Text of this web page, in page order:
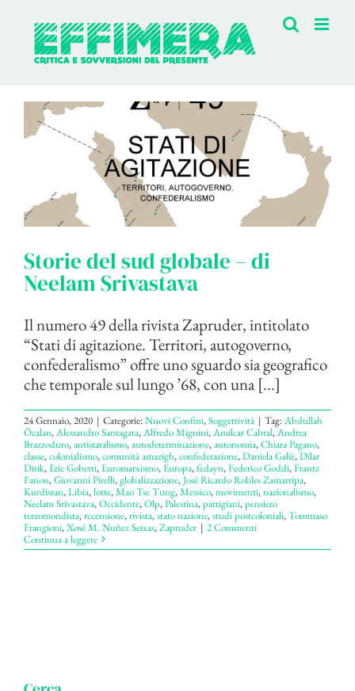
contenuto
Storie del sud globale – di
Neelam Srivastava
Il numero 49 della rivista Zapruder, intitolato
“Stati di agitazione. Territori, autogoverno,
confederalismo” offre uno sguardo sia geografico
che temporale sul lungo ’68, con una [...]
24 Gennaio, 2020 | Categorie:Nuovi Confini,Soggettività | Tag:Abdullah
Öcalan,Alessandro Santagata,Alfredo Mignini,Amilcar Cabral,Andrea
Brazzoduro,antistatalismo,autodeterminazione,autonomia,Chiara Pagano,
classe,colonialismo,comunità amazigh,confederazione,Daniela Galiè,Dilar
Dirik,Eric Gobetti,Euromarxismo,Europa,fedayn,Federico Goddi,Frantz
Fanon,Giovanni Pirelli,globalizzazione,José Ricardo Robles Zamarripa,
Kurdistan,Libia,lotte,Mao Tse Tung,Messico,movimenti,nazionalismo,
Neelam Srivastava,Occidente,Olp,Palestina,partigiani,pensiero
terzomondista,recensione,rivista,stato nazione,studi postcoloniali,Tommaso
Frangioni,Xosé M. Nuñez Seixas,Zapruder | 2 Commenti
Continua a leggere